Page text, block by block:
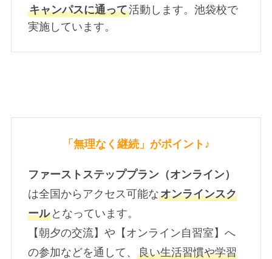
キャンパスに通って活動します。池袋校で
実施しています。
「無理なく継続」がポイント♪
ファーストステッププラン（オンライン）
は全国からアクセス可能なオンラインスク
ールとなっています。
【朝夕の交流】や【オンライン自習室】へ
の参加などを通して、 良い生活習慣や学習